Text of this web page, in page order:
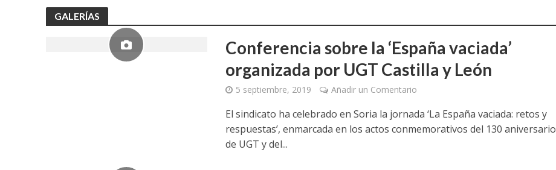
GALERÍAS
Conferencia sobre la ‘España vaciada’
organizada por UGT Castilla y León
5 septiembre, 2019 Añadir un Comentario
El sindicato ha celebrado en Soria la jornada ‘La España vaciada: retos y
respuestas’, enmarcada en los actos conmemorativos del 130 aniversario
de UGT y del...